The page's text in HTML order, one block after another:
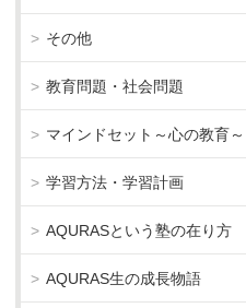
その他
教育問題・社会問題
マインドセット～心の教育～
学習方法・学習計画
AQURASという塾の在り方
AQURAS生の成長物語